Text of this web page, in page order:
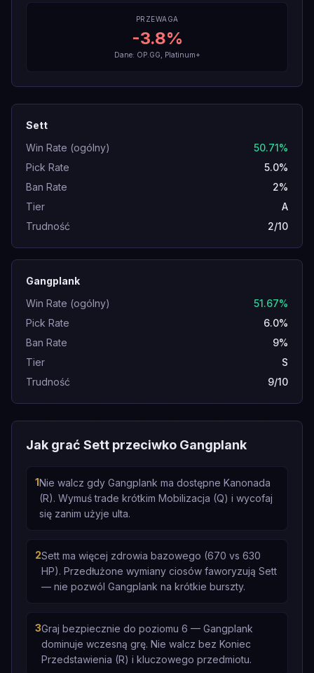
PRZEWAGA
-3.8%
Dane: OP.GG, Platinum+
Sett
Win Rate (ogólny)
50.71%
Pick Rate
5.0%
Ban Rate
2%
Tier
A
Trudność
2/10
Gangplank
Win Rate (ogólny)
51.67%
Pick Rate
6.0%
Ban Rate
9%
Tier
S
Trudność
9/10
Jak grać Sett przeciwko Gangplank
1Nie walcz gdy Gangplank ma dostępne Kanonada
(R). Wymuś trade krótkim Mobilizacja (Q) i wycofaj
się zanim użyje ulta.
2Sett ma więcej zdrowia bazowego (670 vs 630
HP). Przedłużone wymiany ciosów faworyzują Sett
— nie pozwól Gangplank na krótkie burszty.
3Graj bezpiecznie do poziomu 6 — Gangplank
dominuje wczesną grę. Nie walcz bez Koniec
Przedstawienia (R) i kluczowego przedmiotu.